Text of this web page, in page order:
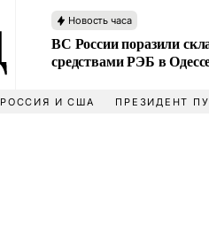
Новость часа
ВС России поразили
средствами РЭБ в
РОССИЯ И США ПРЕЗИДЕНТ